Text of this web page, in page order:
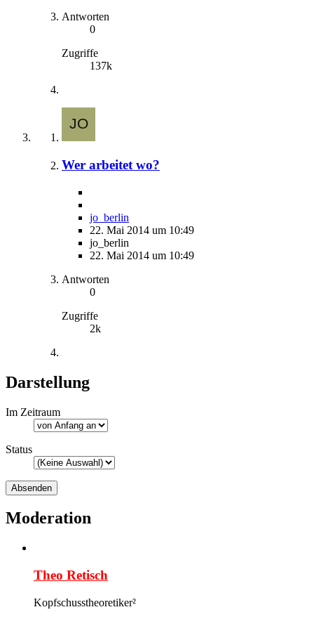
Antworten
0
Zugriffe
137k
Wer arbeitet wo?
jo_berlin
22. Mai 2014 um 10:49
jo_berlin
22. Mai 2014 um 10:49
Antworten
0
Zugriffe
2k
Darstellung
Im Zeitraum
Status
Moderation
Theo Retisch
Kopfschusstheoretiker²